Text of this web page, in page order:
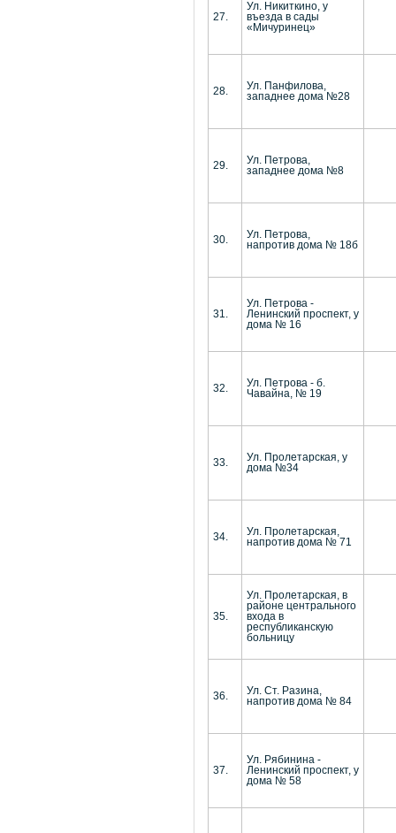
27.
Ул. Никиткино, у
въезда в сады
«Мичуринец»
28.
Ул. Панфилова,
западнее дома №28
29.
Ул. Петрова,
западнее дома №8
30.
Ул. Петрова,
напротив дома № 18б
31.
Ул. Петрова -
Ленинский проспект, у
дома № 16
32.
Ул. Петрова - б.
Чавайна, № 19
33.
Ул. Пролетарская, у
дома №34
34.
Ул. Пролетарская,
напротив дома № 71
35.
Ул. Пролетарская, в
районе центрального
входа в
республиканскую
больницу
36.
Ул. Ст. Разина,
напротив дома № 84
37.
Ул. Рябинина -
Ленинский проспект, у
дома № 58